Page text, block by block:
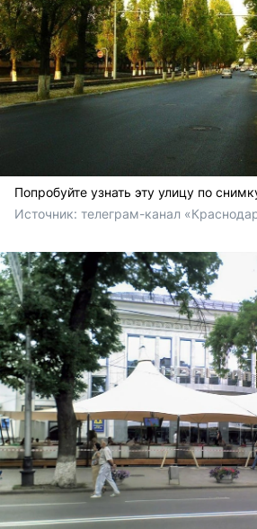
Попробуйте узнать эту улицу по
Источник: телеграм-канал